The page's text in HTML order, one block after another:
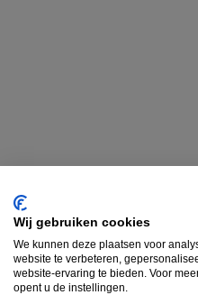
Wij gebruiken cookies
We kunnen deze plaatsen voor
website te verbeteren,
website-ervaring te bieden. Voor
opent u de instellingen.